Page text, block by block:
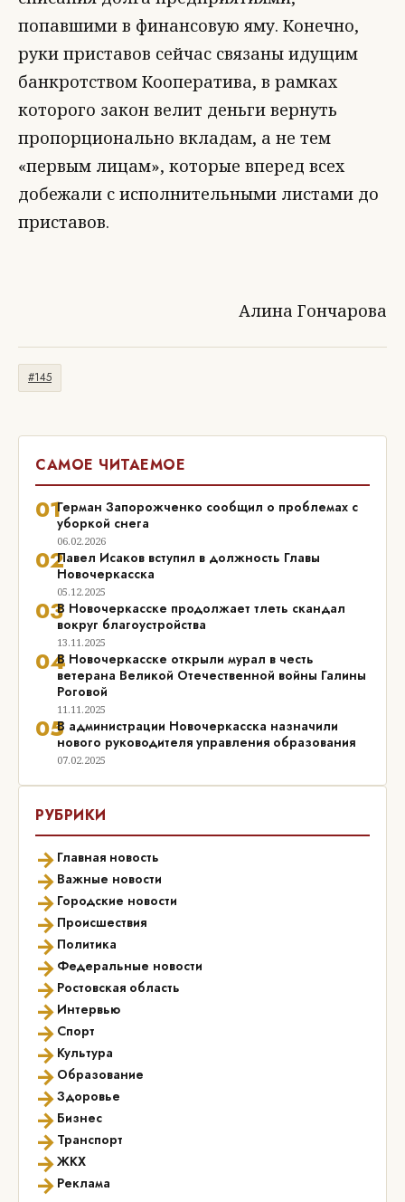
попавшими в финансовую яму. Конечно,
руки приставов сейчас связаны идущим
банкротством Кооператива, в рамках
которого закон велит деньги вернуть
пропорционально вкладам, а не тем
«первым лицам», которые вперед всех
добежали с исполнительными листами до
приставов.
Алина Гончарова
#145
САМОЕ ЧИТАЕМОЕ
01Герман Запорожченко сообщил о проблемах с
уборкой снега
06.02.2026
02Павел Исаков вступил в должность Главы
Новочеркасска
05.12.2025
03В Новочеркасске продолжает тлеть скандал
вокруг благоустройства
13.11.2025
04В Новочеркасске открыли мурал в честь
ветерана Великой Отечественной войны Галины
Роговой
11.11.2025
05В администрации Новочеркасска назначили
нового руководителя управления образования
07.02.2025
РУБРИКИ
→ Главная новость
→ Важные новости
→ Городские новости
→ Происшествия
→ Политика
→ Федеральные новости
→ Ростовская область
→ Интервью
→ Спорт
→ Культура
→ Образование
→Здоровье
→ Бизнес
→ Транспорт
→ЖКХ
→ Реклама